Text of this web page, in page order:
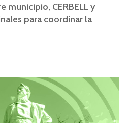
municipio, CERBELL y
para coordinar la